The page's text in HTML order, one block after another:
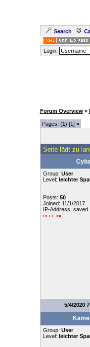
Search
Login:
Forum Overview »
Pages: (1) [1] »
Seite lädt zu
Group: User
Level: leichter
Posts: 50
Joined: 11/1/2017
IP-Address: saved
5/4/2020
Group: User
Level: leichter